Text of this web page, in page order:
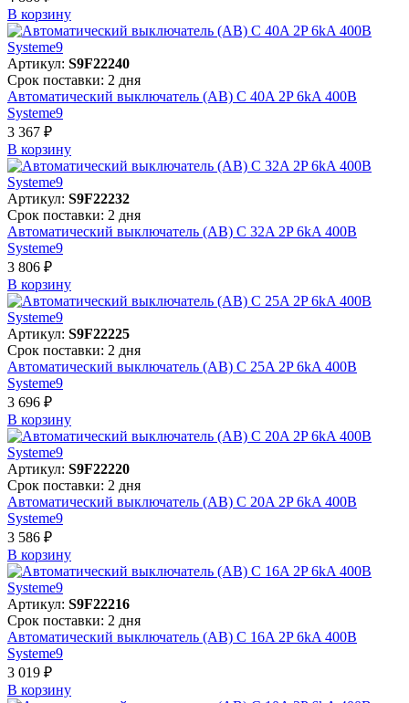
В корзинy
Артикул: S9F22240
Срок поставки: 2 дня
Автоматический выключатель (АВ) C 40A 2P 6kA 400В
Systeme9
3 367 ₽
В корзинy
Артикул: S9F22232
Срок поставки: 2 дня
Автоматический выключатель (АВ) C 32A 2P 6kA 400В
Systeme9
3 806 ₽
В корзинy
Артикул: S9F22225
Срок поставки: 2 дня
Автоматический выключатель (АВ) C 25A 2P 6kA 400В
Systeme9
3 696 ₽
В корзинy
Артикул: S9F22220
Срок поставки: 2 дня
Автоматический выключатель (АВ) C 20A 2P 6kA 400В
Systeme9
3 586 ₽
В корзинy
Артикул: S9F22216
Срок поставки: 2 дня
Автоматический выключатель (АВ) C 16A 2P 6kA 400В
Systeme9
3 019 ₽
В корзинy